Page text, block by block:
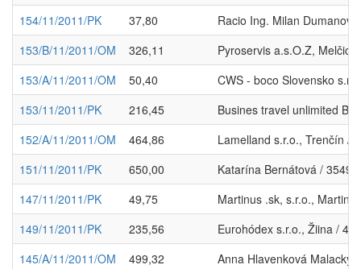
154/11/2011/PK
37,80
Racio Ing. Milan Dumanov,
153/B/11/2011/OM
326,11
Pyroservis a.s.O.Z,
153/A/11/2011/OM
50,40
CWS - boco Slovensko
153/11/2011/PK
216,45
Busines travel unlimited
152/A/11/2011/OM
464,86
Lamelland s.r.o., Trenčín /
151/11/2011/PK
650,00
Katarína Bernátová /
147/11/2011/PK
49,75
Martinus .sk, s.r.o., Martin /
149/11/2011/PK
235,56
Eurohódex s.r.o., Žiina /
145/A/11/2011/OM
499,32
Anna Hlavenková Malacky